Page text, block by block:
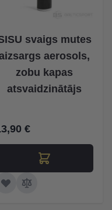
svaigs mutes
aerosols,
zobu kapas
atsvaidzinātājs
€